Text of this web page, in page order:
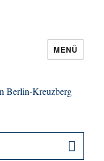
in
MENÜ